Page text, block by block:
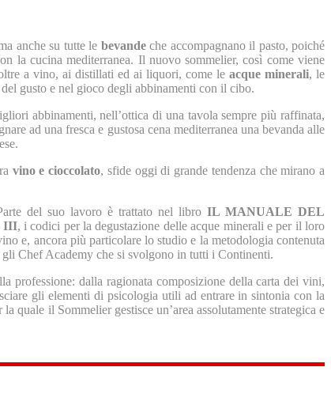
anche su tutte le bevandeche accompagnano il pasto, poiché
la cucina mediterranea. Il nuovo sommelier, così come viene
oltre a vino, ai distillati ed ai liquori, come leacque minerali, le
gusto e nel gioco degli abbinamenti con il cibo.
abbinamenti, nell’ottica di una tavola sempre più raffinata,
ad una fresca e gustosa cena mediterranea una bevanda alle
vino e cioccolato, sfide oggi di grande tendenza che mirano a
del suo lavoro è trattato nel libro IL MANUALE DEL
III, i codici per la degustazione delle acque minerali e per il loro
e, ancora più particolare lo studio e la metodologia contenuta
gli Chef Academy che si svolgono in tutti i Continenti.
professione: dalla ragionata composizione della carta dei vini,
gli elementi di psicologia utili ad entrare in sintonia con la
il Sommelier gestisce un’area assolutamente strategica e